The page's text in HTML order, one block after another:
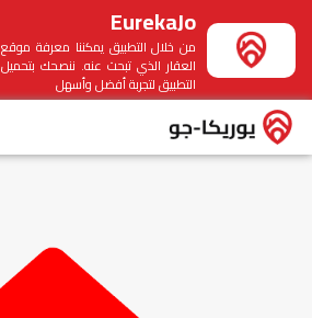
EurekaJo
من خلال التطبيق يمكننا معرفة موقع
العقار الذي تبحث عنه. ننصحك بتحميل
التطبيق لتجربة أفضل وأسهل